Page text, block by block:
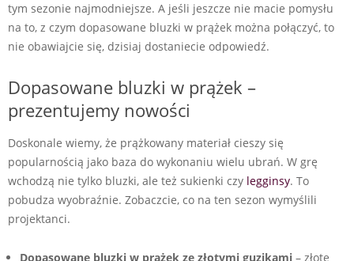
tym sezonie najmodniejsze. A jeśli jeszcze nie macie pomysłu
na to, z czym dopasowane bluzki w prążek można połączyć, to
nie obawiajcie się, dzisiaj dostaniecie odpowiedź.
Dopasowane bluzki w prążek –
prezentujemy nowości
Doskonale wiemy, że prążkowany materiał cieszy się
popularnością jako baza do wykonaniu wielu ubrań. W grę
wchodzą nie tylko bluzki, ale też sukienki czy legginsy. To
pobudza wyobraźnie. Zobaczcie, co na ten sezon wymyślili
projektanci.
Dopasowane bluzki w prążek ze złotymi guzikami – złote